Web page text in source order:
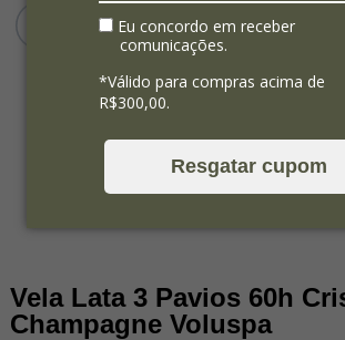
Eu concordo em receber
comunicações.
*Válido para compras acima de
R$300,00.
Resgatar cupom
Vela Lata 3 Pavios 60h
Champagne Voluspa